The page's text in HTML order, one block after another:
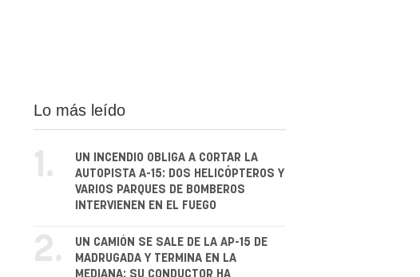
Lo más leído
1.
UN INCENDIO OBLIGA A CORTAR LA
AUTOPISTA A-15: DOS HELICÓPTEROS Y
VARIOS PARQUES DE BOMBEROS
INTERVIENEN EN EL FUEGO
2.
UN CAMIÓN SE SALE DE LA AP-15 DE
MADRUGADA Y TERMINA EN LA
MEDIANA: SU CONDUCTOR HA